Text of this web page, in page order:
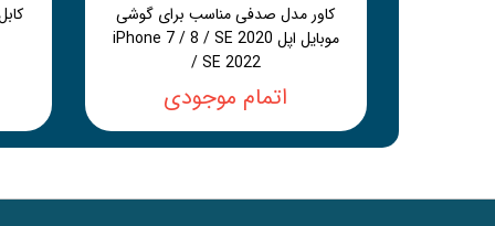
کاور مدل صدفی مناسب برای گوشی
موبایل اپل iPhone 7 / 8 / SE 2020
/ SE 2022
اتمام موجودی